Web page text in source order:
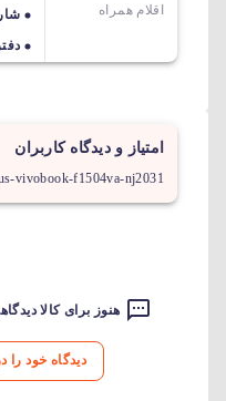
اقلام همراه
امتیاز و دیدگاه کاربران
vivobook-f1504va-nj2031
هنوز برای کالا
دیدگاه خود را